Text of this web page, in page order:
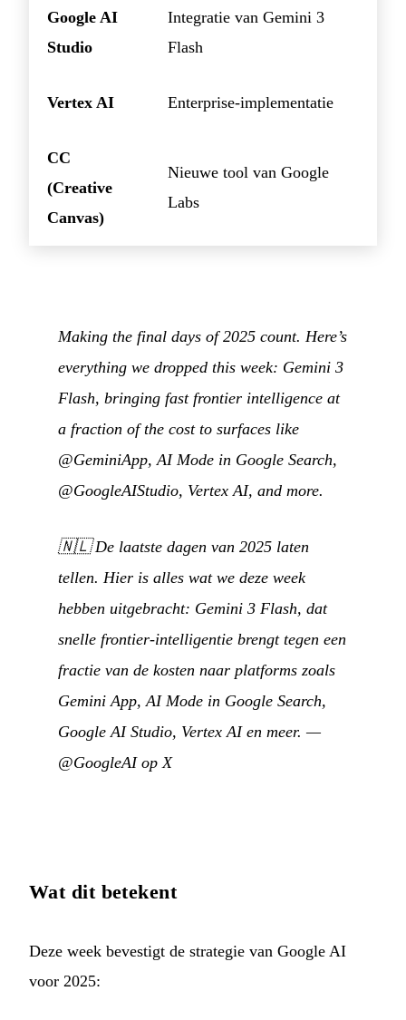
Google AI
Studio
Integratie van Gemini 3
Flash
Vertex AI Enterprise-implementatie
CC
(Creative
Canvas)
Nieuwe tool van Google
Labs
Making the final days of 2025 count. Here’s
everything we dropped this week: Gemini 3
Flash, bringing fast frontier intelligence at
a fraction of the cost to surfaces like
@GeminiApp, AI Mode in Google Search,
@GoogleAIStudio, Vertex AI, and more.
🇳🇱De laatste dagen van 2025 laten
tellen. Hier is alles wat we deze week
hebben uitgebracht: Gemini 3 Flash, dat
snelle frontier-intelligentie brengt tegen een
fractie van de kosten naar platforms zoals
Gemini App, AI Mode in Google Search,
Google AI Studio, Vertex AI en meer. —
@GoogleAI op X
Wat dit betekent
Deze week bevestigt de strategie van Google AI
voor 2025: